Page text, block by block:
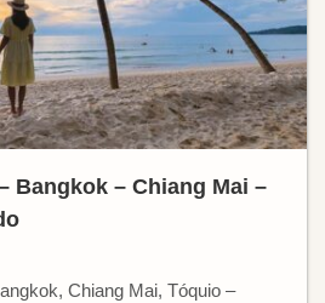
Bangkok – Chiang Mai –
Chiang Mai, Tóquio –